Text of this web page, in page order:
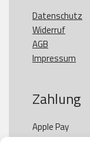
Datenschutz
Widerruf
AGB
Impressum
Zahlung
Apple Pay
Paypal